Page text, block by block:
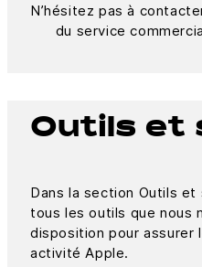
N’hésitez pas à
du service
Outils et
Dans la section Outils
tous les outils que nous
disposition pour assurer
activité Apple.